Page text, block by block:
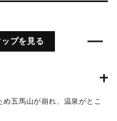
ップを見る
五馬山が崩れ、温泉がとこ